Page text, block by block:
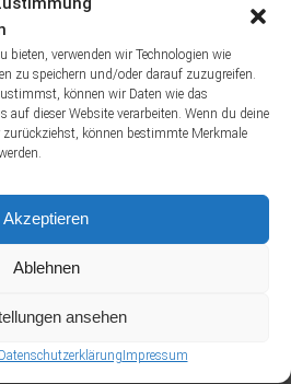
bieten, verwenden wir Technologien wie
zu speichern und/oder darauf zuzugreifen.
können wir Daten wie das
auf dieser Website verarbeiten. Wenn du deine
können bestimmte Merkmale
Akzeptieren
Ablehnen
ansehen
Impressum
Eistee
Gegrilltes
Knoblauchbrot Lahmacun
alla Panna Muscheln alla Pomodori
Pom Döner Pommes Frites Portion
mit Brötchen
Uludag